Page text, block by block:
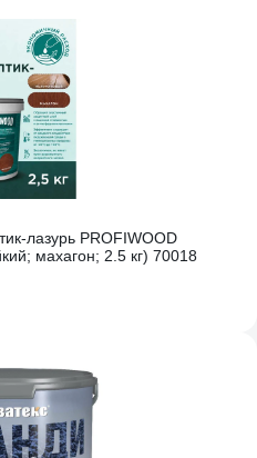
лазурь PROFIWOOD
махагон; 2.5 кг) 70018